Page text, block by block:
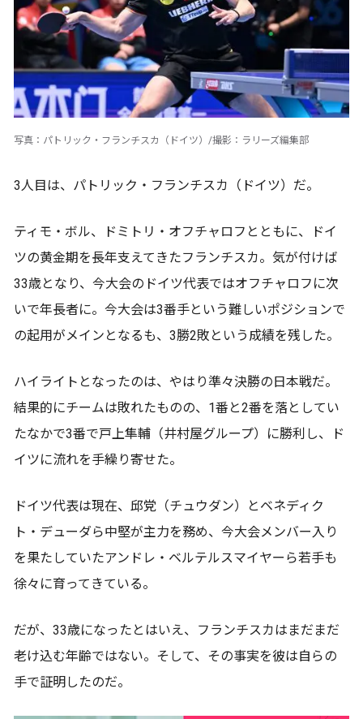
写真：パトリック・フランチスカ（ドイツ）/撮影：ラリーズ編集部
3人目は、パトリック・フランチスカ（ドイツ）だ。
ティモ・ボル、ドミトリ・オフチャロフとともに、ドイ
ツの黄金期を長年支えてきたフランチスカ。気が付けば
33歳となり、今大会のドイツ代表ではオフチャロフに次
いで年長者に。今大会は3番手という難しいポジションで
の起用がメインとなるも、3勝2敗という成績を残した。
ハイライトとなったのは、やはり準々決勝の日本戦だ。
結果的にチームは敗れたものの、1番と2番を落としてい
たなかで3番で戸上隼輔（井村屋グループ）に勝利し、ド
イツに流れを手繰り寄せた。
ドイツ代表は現在、邱党（チュウダン）とベネディク
ト・デューダら中堅が主力を務め、今大会メンバー入り
を果たしていたアンドレ・ベルテルスマイヤーら若手も
徐々に育ってきている。
だが、33歳になったとはいえ、フランチスカはまだまだ
老け込む年齢ではない。そして、その事実を彼は自らの
手で証明したのだ。